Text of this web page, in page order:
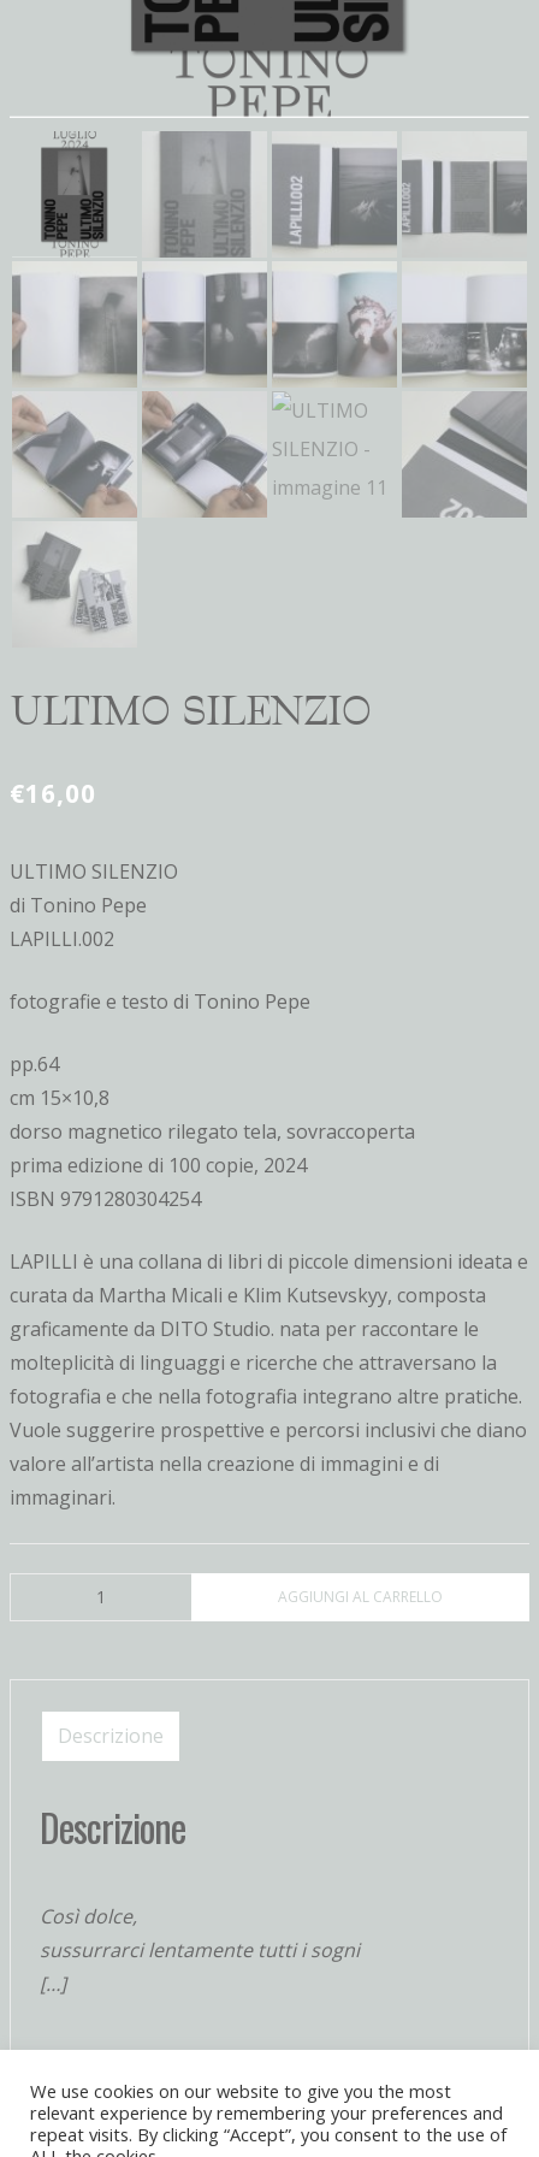
ULTIMO SILENZIO
€16,00
ULTIMO SILENZIO
di Tonino Pepe
LAPILLI.002
fotografie e testo di Tonino Pepe
pp.64
cm 15×10,8
dorso magnetico rilegato tela, sovraccoperta
prima edizione di 100 copie, 2024
ISBN 9791280304254
LAPILLI è una collana di libri di piccole dimensioni ideata e
curata da Martha Micali e Klim Kutsevskyy, composta
graficamente da DITO Studio. nata per raccontare le
molteplicità di linguaggi e ricerche che attraversano la
fotografia e che nella fotografia integrano altre pratiche.
Vuole suggerire prospettive e percorsi inclusivi che diano
valore all’artista nella creazione di immagini e di
immaginari.
AGGIUNGI AL CARRELLO
Descrizione
Descrizione
Così dolce,
sussurrarci lentamente tutti i sogni
[…]
We use cookies on our website to give you the most
relevant experience by remembering your preferences and
repeat visits. By clicking “Accept”, you consent to the use of